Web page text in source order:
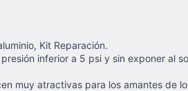
Kit Reparación.
inferior a 5 psi y sin exponer al
muy atractivas para los amantes de